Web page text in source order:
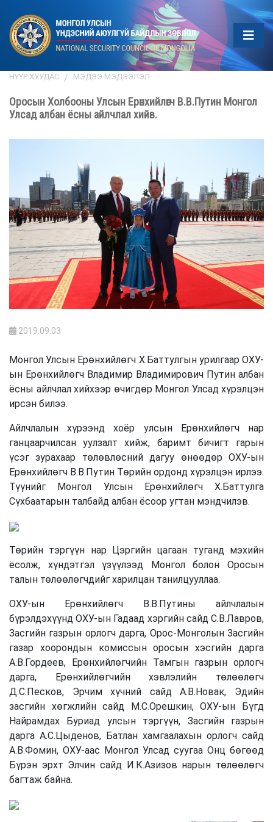
НҮҮР ХУУДАС МЭДЭЭ МЭДЭЭЛЭЛ
Оросын Холбооны Улсын Ерөнхийлөгч В.В.Путин Монгол
Улсад албан ёсны айлчлал хийв.
2019.09.03
Монгол Улсын Ерөнхийлөгч Х.Баттулгын урилгаар ОХУ-
ын Ерөнхийлөгч Владимир Владимирович Путин албан
ёсны айлчлал хийхээр өчигдөр Монгол Улсад хүрэлцэн
ирсэн билээ.
Айлчлалын хүрээнд хоёр улсын Ерөнхийлөгч нар
ганцаарчилсан уулзалт хийж, баримт бичигт гарын
үсэг зурахаар төлөвлөсний дагуу өнөөдөр ОХУ-ын
Ерөнхийлөгч В.В.Путин Төрийн ордонд хүрэлцэн ирлээ.
Түүнийг Монгол Улсын Ерөнхийлөгч Х.Баттулга
Сүхбаатарын талбайд албан ёсоор угтан мэндчилэв.
Төрийн тэргүүн нар Цэргийн цагаан туганд мэхийн
ёсолж, хүндэтгэл үзүүлээд Монгол болон Оросын
талын төлөөлөгчдийг харилцан танилцууллаа.
ОХУ-ын Ерөнхийлөгч В.В.Путины айлчлалын
бүрэлдэхүүнд ОХУ-ын Гадаад хэргийн сайд С.В.Лавров,
Засгийн газрын орлогч дарга, Орос-Монголын Засгийн
газар хоорондын комиссын оросын хэсгийн дарга
А.В.Гордеев, Ерөнхийлөгчийн Тамгын газрын орлогч
дарга, Ерөнхийлөгчийн хэвлэлийн төлөөлөгч
Д.С.Песков, Эрчим хүчний сайд А.В.Новак, Эдийн
засгийн хөгжлийн сайд М.С.Орешкин, ОХУ-ын Бүгд
Найрамдах Буриад улсын тэргүүн, Засгийн газрын
дарга А.С.Цыденов, Батлан хамгаалахын орлогч сайд
А.В.Фомин, ОХУ-аас Монгол Улсад суугаа Онц бөгөөд
Бүрэн эрхт Элчин сайд И.К.Азизов нарын төлөөлөгч
багтаж байна.